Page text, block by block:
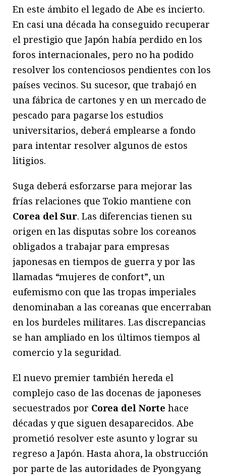
En este ámbito el legado de Abe es incierto.
En casi una década ha conseguido recuperar
el prestigio que Japón había perdido en los
foros internacionales, pero no ha podido
resolver los contenciosos pendientes con los
países vecinos. Su sucesor, que trabajó en
una fábrica de cartones y en un mercado de
pescado para pagarse los estudios
universitarios, deberá emplearse a fondo
para intentar resolver algunos de estos
litigios.
Suga deberá esforzarse para mejorar las
frías relaciones que Tokio mantiene con
Corea del Sur. Las diferencias tienen su
origen en las disputas sobre los coreanos
obligados a trabajar para empresas
japonesas en tiempos de guerra y por las
llamadas “mujeres de confort”, un
eufemismo con que las tropas imperiales
denominaban a las coreanas que encerraban
en los burdeles militares. Las discrepancias
se han ampliado en los últimos tiempos al
comercio y la seguridad.
El nuevo premier también hereda el
complejo caso de las docenas de japoneses
secuestrados por Corea del Norte hace
décadas y que siguen desaparecidos. Abe
prometió resolver este asunto y lograr su
regreso a Japón. Hasta ahora, la obstrucción
por parte de las autoridades de Pyongyang